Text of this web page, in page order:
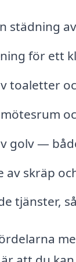
städning
för ett
toaletter
golv —
av skräp
tjänster,